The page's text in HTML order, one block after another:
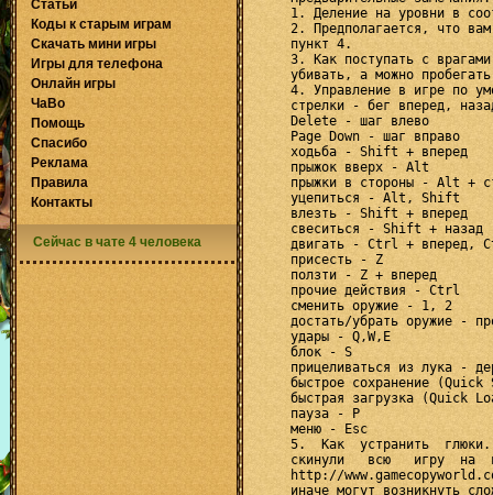
Статьи
Коды к старым играм
Скачать мини игры
Игры для телефона
Онлайн игры
ЧаВо
Помощь
Спасибо
Реклама
Правила
Контакты
Сейчас в чате 4 человека